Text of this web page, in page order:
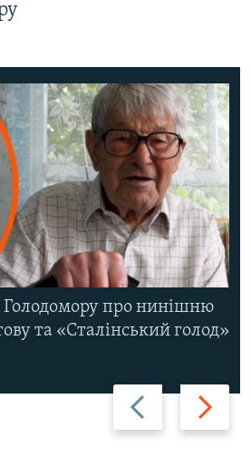
Назад Вперед
Голодомору про нинішню
та «Сталінський голод»